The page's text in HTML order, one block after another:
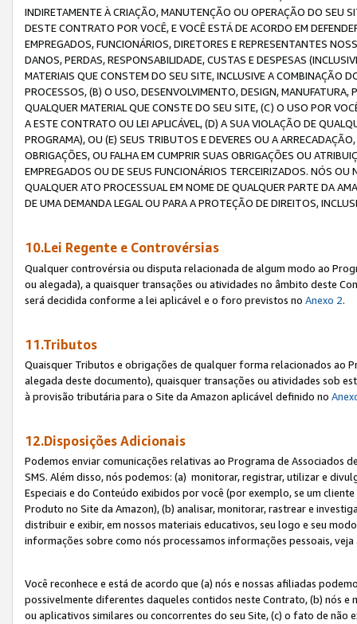
INDIRETAMENTE À CRIAÇÃO, MANUTENÇÃO OU OPERAÇÃO DO SEU
DESTE CONTRATO POR VOCÊ, E VOCÊ ESTÁ DE ACORDO EM
EMPREGADOS, FUNCIONÁRIOS, DIRETORES E REPRESENTANTES
DANOS, PERDAS, RESPONSABILIDADE, CUSTAS E DESPESAS
MATERIAIS QUE CONSTEM DO SEU SITE, INCLUSIVE A COMBINAÇÃO
PROCESSOS, (B) O USO, DESENVOLVIMENTO, DESIGN,
QUALQUER MATERIAL QUE CONSTE DO SEU SITE, (C) O USO POR
A ESTE CONTRATO OU LEI APLICÁVEL, (D) A SUA VIOLAÇÃO DE
PROGRAMA), OU (E) SEUS TRIBUTOS E DEVERES OU A
OBRIGAÇÕES, OU FALHA EM CUMPRIR SUAS OBRIGAÇÕES OU
EMPREGADOS OU DE SEUS FUNCIONÁRIOS TERCEIRIZADOS. NÓS
QUALQUER ATO PROCESSUAL EM NOME DE QUALQUER PARTE DA
DE UMA DEMANDA LEGAL OU PARA A PROTEÇÃO DE DIREITOS,
10.Lei Regente e Controvérsias
Qualquer controvérsia ou disputa relacionada de algum modo ao
ou alegada), a quaisquer transações ou atividades no âmbito deste
será decidida conforme a lei aplicável e o foro previstos no Anexo 2.
11.Tributos
Quaisquer Tributos e obrigações de qualquer forma relacionados ao
alegada deste documento), quaisquer transações ou atividades sob
à provisão tributária para o Site da Amazon aplicável definido no
12.Disposições Adicionais
Podemos enviar comunicações relativas ao Programa de Associados
SMS. Além disso, nós podemos: (a) monitorar, registrar, utilizar e
Especiais e do Conteúdo exibidos por você (por exemplo, se um
Produto no Site da Amazon), (b) analisar, monitorar, rastrear e
distribuir e exibir, em nossos materiais educativos, seu logo e seu
informações sobre como nós processamos informações pessoais,
Você reconhece e está de acordo que (a) nós e nossas afiliadas
possivelmente diferentes daqueles contidos neste Contrato, (b) nós
ou aplicativos similares ou concorrentes do seu Site, (c) o fato de